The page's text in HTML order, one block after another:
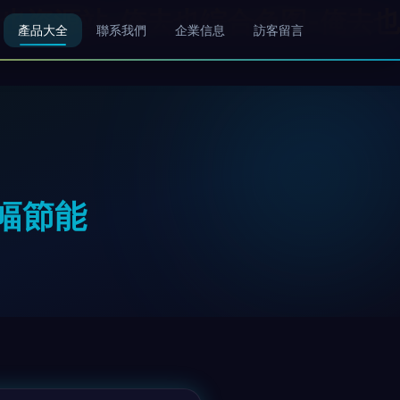
资源站-俺去也综合色图-俺去也
產品大全 聯系我們 企業信息 訪客留言
節能